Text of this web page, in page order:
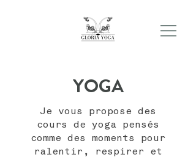
YOGA
Je vous propose des
cours de yoga pensés
comme des moments pour
ralentir, respirer et